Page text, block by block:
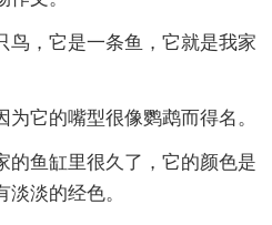
鸟，它是一条鱼，它就是我家
它的嘴型很像鹦鹉而得名。
的鱼缸里很久了，它的颜色是
淡的经色。